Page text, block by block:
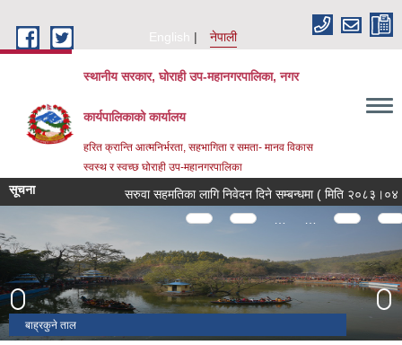
English
नेपाली
स्थानीय सरकार, घोराही उप-महानगरपालिका, नगर
कार्यपालिकाको कार्यालय
हरित क्रान्ति आत्मनिर्भरता, सहभागिता र समता- मानव विकास
स्वस्थ र स्वच्छ घोराही उप-महानगरपालिका
सूचना सरुवा सहमतिका लागि निवेदन दिने सम्बन्धमा ( मिति
Pages … …
बाह्रकुने ताल
बर्का नाच
गोरक्ष रत्ननाथ मन्दिर
पाण्डबेश्वर मन्दिर स्थित त्रिसुल
गक्टैया जलाशय
नमछु बौद्ध गुम्बा
डबरी जलाशय
आरोग्य ताल
धोबघाट
ज्यामिरे दह
सवारीकोट
शिरडी शाई मन्दिर
घोरडौरा